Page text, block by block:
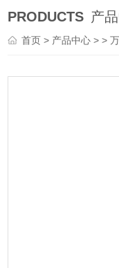
PRODUCTS 产
首页> 产品中心 > >